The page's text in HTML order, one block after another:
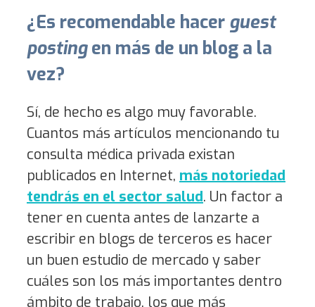
¿Es recomendable hacer guest
postingen más de un blog a la
vez?
Sí, de hecho es algo muy favorable.
Cuantos más artículos mencionando tu
consulta médica privada existan
publicados en Internet, más notoriedad
tendrás en el sector salud. Un factor a
tener en cuenta antes de lanzarte a
escribir en blogs de terceros es hacer
un buen estudio de mercado y saber
cuáles son los más importantes dentro
ámbito de trabajo, los que más